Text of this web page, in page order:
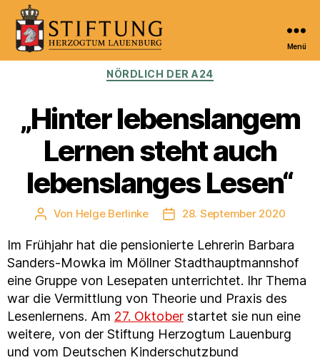
Kulturportal
Herzogtum
Lauenburg
Menü
Kategorien
NÖRDLICH DER A24
„Hinter lebenslangem
Lernen steht auch
lebenslanges Lesen“
Beitragsautor
Von Helge Berlinke Veröffentlichungsdatum
28. September 2020
Im Frühjahr hat die pensionierte Lehrerin Barbara
Sanders-Mowka im Möllner Stadthauptmannshof
eine Gruppe von Lesepaten unterrichtet. Ihr Thema
war die Vermittlung von Theorie und Praxis des
Lesenlernens. Am 27. Oktober startet sie nun eine
weitere, von der Stiftung Herzogtum Lauenburg
und vom Deutschen Kinderschutzbund